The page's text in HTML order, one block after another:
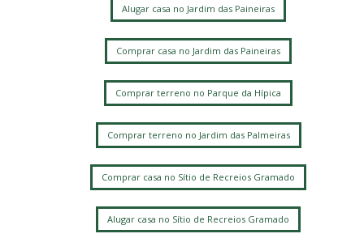
Alugar casa no Jardim das Paineiras
Comprar casa no Jardim das Paineiras
Comprar terreno no Parque da Hípica
Comprar terreno no Jardim das Palmeiras
Comprar casa no Sítio de Recreios Gramado
Alugar casa no Sítio de Recreios Gramado